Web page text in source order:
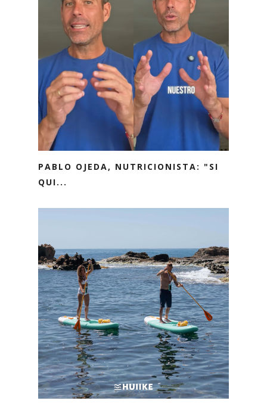
PABLO OJEDA, NUTRICIONISTA: "SI
QUI...